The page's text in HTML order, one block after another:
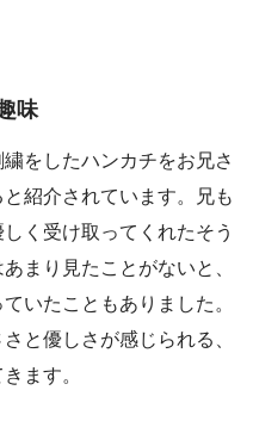
味
をしたハンカチをお兄さ
紹介されています。兄も
く受け取ってくれたそう
まり見たことがないと、
いたこともありました。
と優しさが感じられる、
ます。